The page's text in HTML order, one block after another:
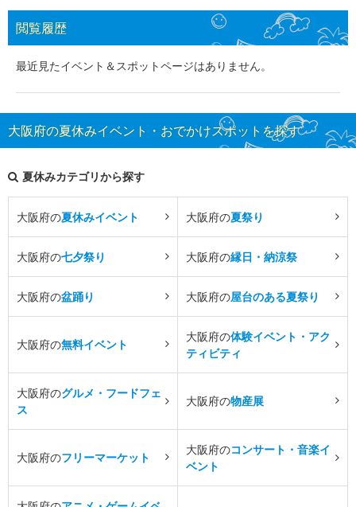
閲覧履歴
最近見たイベント＆スポットページはありません。
大阪府の夏休みイベント・おでかけスポットを探す
夏休みカテゴリから探す
大阪府の夏休みイベント 大阪府の夏祭り
大阪府の七夕祭り 大阪府の縁日・納涼祭
大阪府の盆踊り 大阪府の屋台のある夏祭り
大阪府の無料イベント
大阪府の体験イベント・アク
ティビティ
大阪府のグルメ・フードフェ
ス
大阪府の物産展
大阪府のフリーマーケット
大阪府のコンサート・音楽イ
ベント